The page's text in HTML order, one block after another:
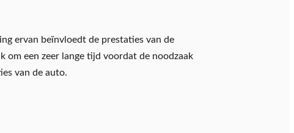
ervan beïnvloedt de prestaties van de
een zeer lange tijd voordat de noodzaak
van de auto.